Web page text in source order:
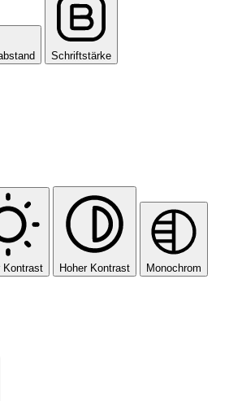
Schriftstärke
Kontrast Hoher Kontrast Monochrom